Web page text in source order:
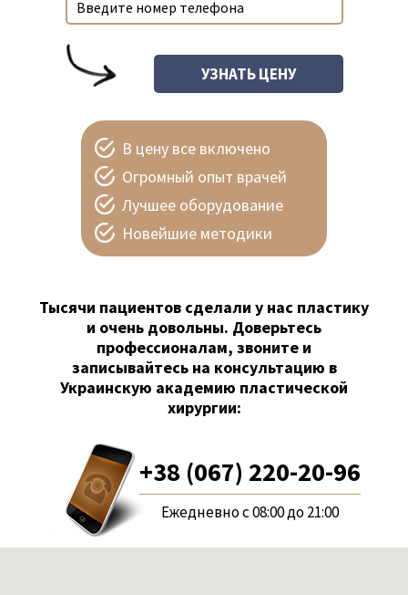
В цену все включено
Огромный опыт врачей
Лучшее оборудование
Новейшие методики
Тысячи пациентов сделали у нас пластику
и очень довольны. Доверьтесь
профессионалам, звоните и
записывайтесь на консультацию в
Украинскую академию пластической
хирургии:
+38 (067) 220-20-96
Ежедневно с 08:00 до 21:00